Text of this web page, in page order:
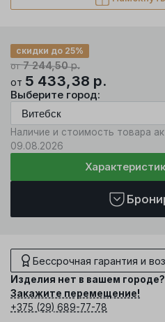
от7 244,50р.
скидки до 25%
от 5 433,38 р.
Выберите город:
Наличие и стоимость товара
09.08.2026
Бессрочная гарантия и
Изделия нет в вашем городе?
Закажите перемещение!
+375 (29) 689-77-78